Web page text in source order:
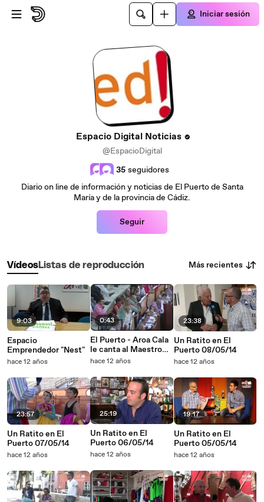
Saltar al contenido principal
Iniciar sesión
Espacio Digital Noticias
@EspacioDigital
35 seguidores
Diario on line de información y noticias de El Puerto de Santa
María y de la provincia de Cádiz.
Seguir
VídeosListas de reproducción Más recientes
9:03
Espacio
Emprendedor "Nest"
hace 12 años
23:57
Un Ratito en El
Puerto 07/05/14
hace 12 años
0:43
El Puerto - Aroa Cala
le canta al Maestro
Padilla
hace 12 años
25:19
Un Ratito en El
Puerto 06/05/14
hace 12 años
23:38
Un Ratito en El
Puerto 08/05/14
hace 12 años
19:17
Un Ratito en El
Puerto 05/05/14
hace 12 años